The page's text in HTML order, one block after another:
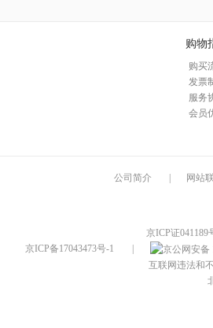
购物
购买
发票
服务
会员
公司简介 网站
京ICP证041189
京ICP备17043473号-1
互联网违法和